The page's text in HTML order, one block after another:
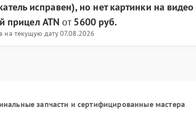
исправен), но нет картинки на видео
прицел ATN от5600 руб.
на текущую дату 07.08.2026
запчасти и сертифицированные мастера